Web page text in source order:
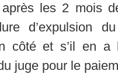
les 2 mois
d’expulsion
côté et s’il en a
juge pour le